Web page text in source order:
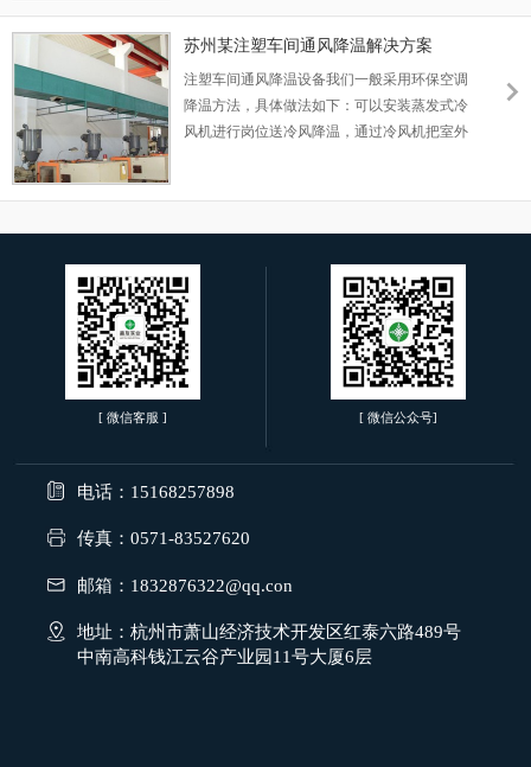
风降温设备。
苏州某注塑车间通风降温解决方案
注塑车间通风降温设备我们一般采用环保空调
降温方法，具体做法如下：可以安装蒸发式冷
风机进行岗位送冷风降温，通过冷风机把室外
[ 微信客服 ] [ 微信公众号]
电话：15168257898
传真：0571-83527620
邮箱：1832876322@qq.con
地址：杭州市萧山经济技术开发区红泰六路489号
中南高科钱江云谷产业园11号大厦6层